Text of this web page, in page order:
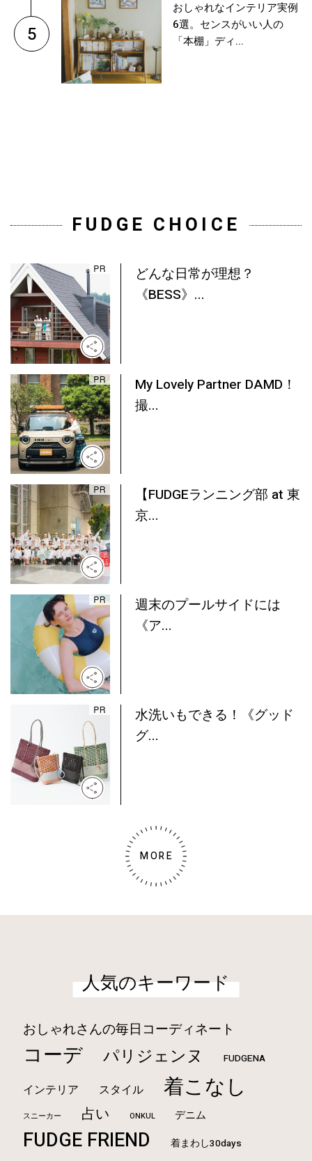
5
おしゃれなインテリア実例
6選。センスがいい人の
「本棚」ディ...
FUDGE CHOICE
どんな日常が理想？
《BESS》...
My Lovely Partner DAMD！
撮...
【FUDGEランニング部 at 東
京...
週末のプールサイドには
《ア...
水洗いもできる！《グッド
グ...
MORE
人気のキーワード
おしゃれさんの毎日コーディネート
コーデ パリジェンヌ FUDGENA
インテリア スタイル 着こなし
スニーカー 占い ONKUL デニム
FUDGE FRIEND 着まわし30days